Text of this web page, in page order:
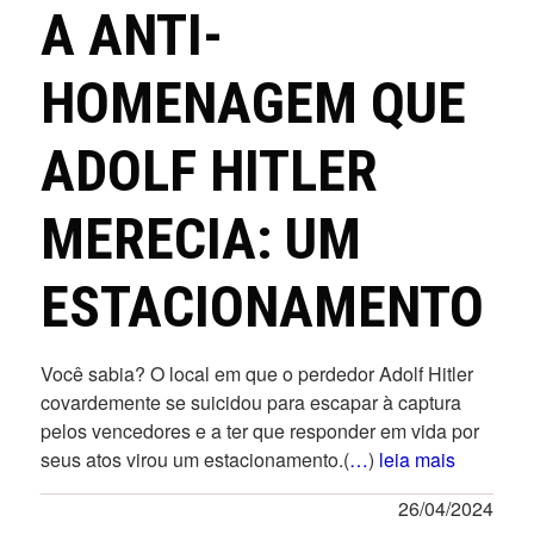
A ANTI-
HOMENAGEM QUE
ADOLF HITLER
MERECIA: UM
ESTACIONAMENTO
Você sabia? O local em que o perdedor Adolf Hitler
covardemente se suicidou para escapar à captura
pelos vencedores e a ter que responder em vida por
seus atos virou um estacionamento.(…) leia mais
26/04/2024